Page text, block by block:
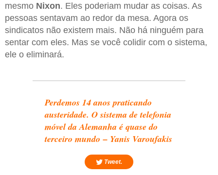
mesmo Nixon. Eles poderiam mudar as coisas. As
pessoas sentavam ao redor da mesa. Agora os
sindicatos não existem mais. Não há ninguém para
sentar com eles. Mas se você colidir com o sistema,
ele o eliminará.
Perdemos 14 anos praticando
austeridade. O sistema de telefonia
móvel da Alemanha é quase do
terceiro mundo – Yanis Varoufakis
Tweet.